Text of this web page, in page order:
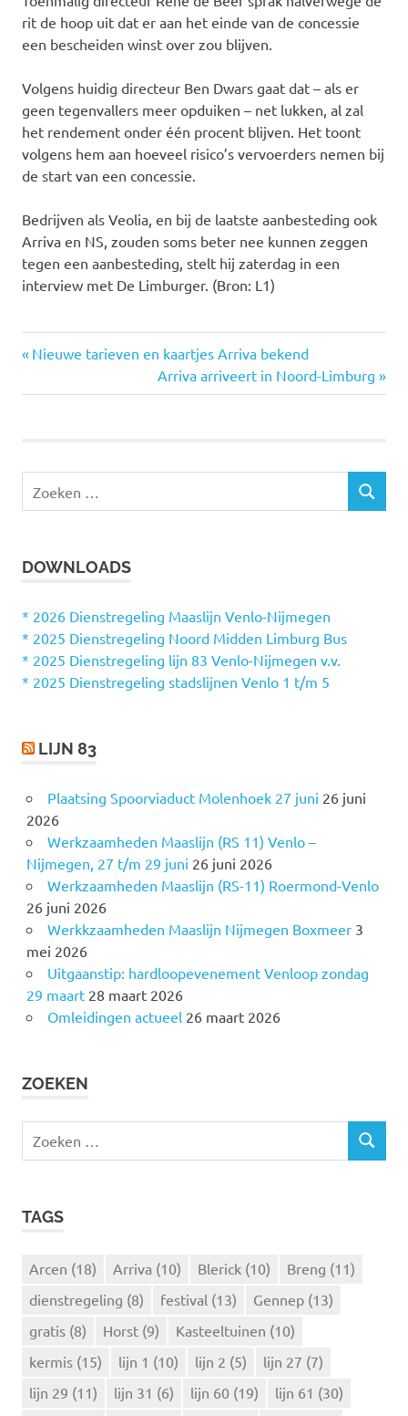
rit de hoop uit dat er aan het einde van de concessie
een bescheiden winst over zou blijven.
Volgens huidig directeur Ben Dwars gaat dat – als er
geen tegenvallers meer opduiken – net lukken, al zal
het rendement onder één procent blijven. Het toont
volgens hem aan hoeveel risico’s vervoerders nemen bij
de start van een concessie.
Bedrijven als Veolia, en bij de laatste aanbesteding ook
Arriva en NS, zouden soms beter nee kunnen zeggen
tegen een aanbesteding, stelt hij zaterdag in een
interview met De Limburger. (Bron: L1)
Vorige
Nieuwe tarieven en kaartjes Arriva bekend
Volgende
bericht:
Arriva arriveert in Noord-Limburg
e
n
a
a
r
Z
DOWNLOADS
* 2026 Dienstregeling Maaslijn Venlo-Nijmegen
* 2025 Dienstregeling Noord Midden Limburg Bus
* 2025 Dienstregeling lijn 83 Venlo-Nijmegen v.v.
* 2025 Dienstregeling stadslijnen Venlo 1 t/m 5
LIJN 83
Plaatsing Spoorviaduct Molenhoek 27 juni 26 juni
2026
Werkzaamheden Maaslijn (RS 11) Venlo –
Nijmegen, 27 t/m 29 juni 26 juni 2026
Werkzaamheden Maaslijn (RS-11) Roermond-Venlo
26 juni 2026
Werkkzaamheden Maaslijn Nijmegen Boxmeer 3
mei 2026
Uitgaanstip: hardloopevenement Venloop zondag
29 maart 28 maart 2026
Omleidingen actueel 26 maart 2026
ZOEKEN
e
Z
TAGS
Arcen (18) Arriva (10) Blerick (10) Breng (11)
dienstregeling (8) festival (13) Gennep (13)
gratis (8) Horst (9) Kasteeltuinen (10)
kermis (15) lijn 1 (10) lijn 2 (5) lijn 27 (7)
lijn 29 (11) lijn 31 (6) lijn 60 (19) lijn 61 (30)